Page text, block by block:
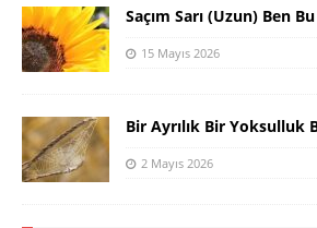
Saçım Sarı (Uzun) Ben Bu
15 Mayıs 2026
Bir Ayrılık Bir Yoksulluk
2 Mayıs 2026